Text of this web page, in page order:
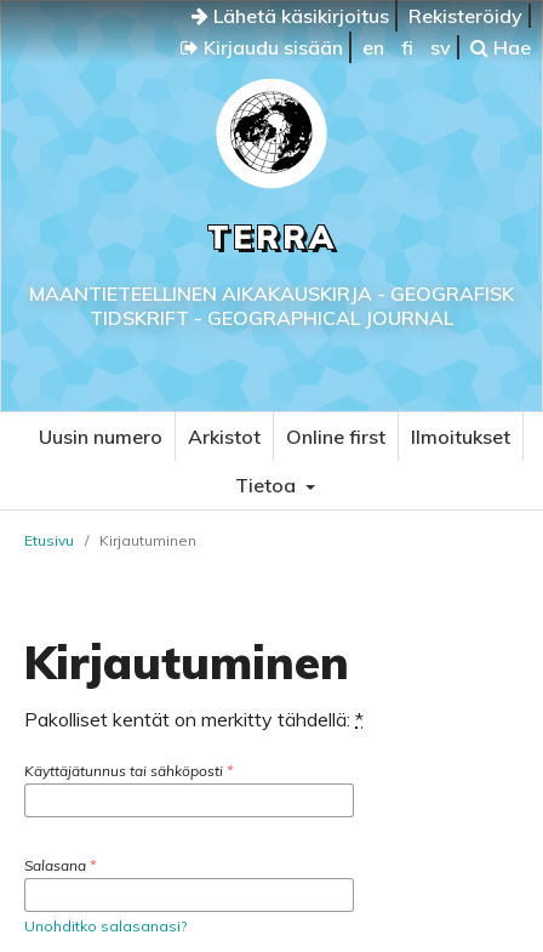
Lähetä käsikirjoitus
Rekisteröidy
Kirjaudu sisään
en fi sv Hae
TERRA
MAANTIETEELLINEN AIKAKAUSKIRJA - GEOGRAFISK
TIDSKRIFT - GEOGRAPHICAL JOURNAL
Uusin numero Arkistot Online first
Ilmoitukset
Tietoa
Etusivu / Kirjautuminen
Kirjautuminen
Pakolliset kentät on merkitty tähdellä: *
Käyttäjätunnus tai sähköposti *
Salasana *
Unohditko salasanasi?